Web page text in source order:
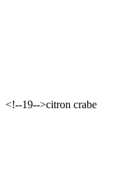
<!--19-->citron crabe